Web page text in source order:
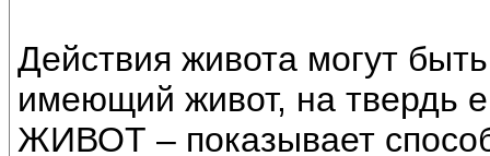
Действия живота могут
имеющий живот, на твердь
ЖИВОТ – показывает